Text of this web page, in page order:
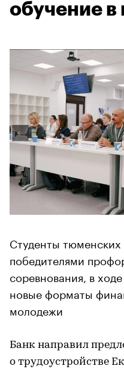
обучение в
Студенты тюменских
победителями
соревнования, в
новые форматы
молодежи
Банк направил
о трудоустройстве